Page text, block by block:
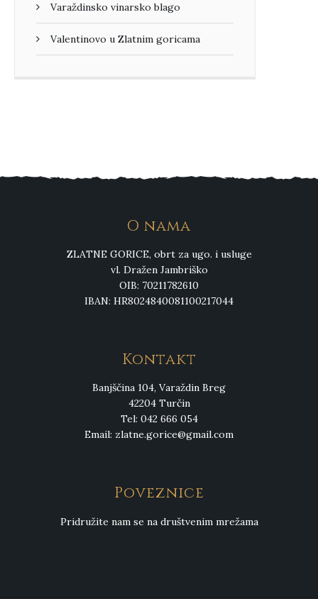
Varaždinsko vinarsko blago
Valentinovo u Zlatnim goricama
O nama
ZLATNE GORICE, obrt za ugo. i usluge
vl. Dražen Jambriško
OIB: 70211782610
IBAN: HR8024840081100217044
Kontakt
Banjščina 104, Varaždin Breg
42204 Turčin
Tel: 042 666 054
Email: zlatne.gorice@gmail.com
Poveznice
Pridružite nam se na društvenim mrežama